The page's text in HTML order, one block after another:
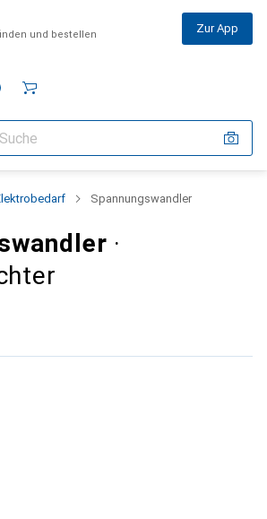
und bestellen Zur App
Spannungswandler
·